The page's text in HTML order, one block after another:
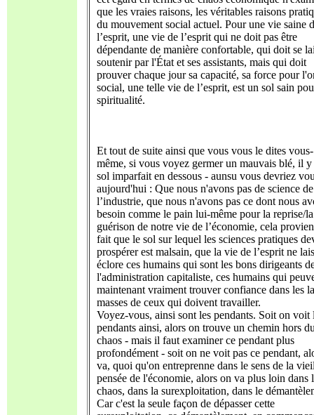
que les vraies raisons, les véritables raisons
du mouvement social actuel. Pour une vie saine
l’esprit, une vie de l’esprit qui ne doit pas être
dépendante de manière confortable, qui doit se
soutenir par l'État et ses assistants, mais qui doit
prouver chaque jour sa capacité, sa force pour
social, une telle vie de l’esprit, est un sol sain
spiritualité.
Et tout de suite ainsi que vous vous le dites vous-
même, si vous voyez germer un mauvais blé, il y
sol imparfait en dessous - aunsu vous devriez
aujourd'hui : Que nous n'avons pas de science de
l’industrie, que nous n'avons pas ce dont nous
besoin comme le pain lui-même pour la reprise/la
guérison de notre vie de l’économie, cela
fait que le sol sur lequel les sciences pratiques
prospérer est malsain, que la vie de l’esprit ne
éclore ces humains qui sont les bons dirigeants
l'administration capitaliste, ces humains qui
maintenant vraiment trouver confiance dans les
masses de ceux qui doivent travailler.
Voyez-vous, ainsi sont les pendants. Soit on voit
pendants ainsi, alors on trouve un chemin hors
chaos - mais il faut examiner ce pendant plus
profondément - soit on ne voit pas ce pendant,
va, quoi qu'on entreprenne dans le sens de la
pensée de l'économie, alors on va plus loin dans
chaos, dans la surexploitation, dans le
Car c'est la seule façon de dépasser cette